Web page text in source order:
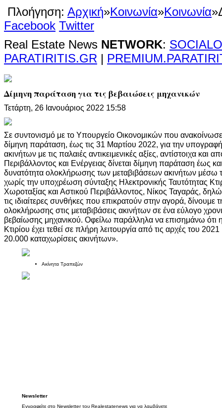
Πλοήγηση: Αρχική»Κοινωνία»Κοινωνία»
Facebook Twitter
Real Estate News NETWORK:
PARATIRITIS.GR |
Δίμηνη παράταση για τις βεβαιώσεις μηχανικών
Τετάρτη, 26 Ιανουάριος 2022 15:58
Σε συντονισμό με το Υπουργείο Οικονομικών που
δίμηνη παράταση, έως τις 31 Μαρτίου 2022, για την
ακινήτων με τις παλαιές αντικειμενικές αξίες, αντίστοιχα και
Περιβάλλοντος και Ενέργειας δίνεται δίμηνη παράταση έως
δυνατότητα ολοκλήρωσης των μεταβιβάσεων ακινήτων μέσω
χωρίς την υποχρέωση σύνταξης Ηλεκτρονικής Ταυτότητας
Χωροταξίας και Αστικού Περιβάλλοντος, Νίκος Ταγαράς,
τις ιδιαίτερες συνθήκες που επικρατούν στην αγορά, δίνουμε
ολοκλήρωσης στις μεταβιβάσεις ακινήτων σε ένα εύλογο
βεβαίωσης μηχανικού. Οφείλω παράλληλα να επισημάνω ότι
Κτιρίου έχει τεθεί σε πλήρη λειτουργία από τις αρχές του 2021
20.000 καταχωρίσεις ακινήτων».
Ακίνητα Τραπεζών
Newsletter
Εγγραφείτε στο Newsletter του Realestatenews για να λαμβάνετε